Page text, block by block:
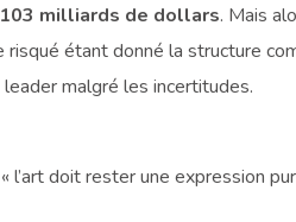
milliards de dollars. Mais
risqué étant donné la structure
malgré les incertitudes.
l’art doit rester une expression